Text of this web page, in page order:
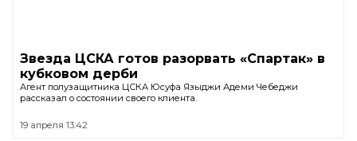
Звезда ЦСКА готов разорвать «Спартак» в
кубковом дерби
Агент полузащитника ЦСКА Юсуфа Языджи Адеми Чебеджи
рассказал о состоянии своего клиента.
19 апреля 13:42